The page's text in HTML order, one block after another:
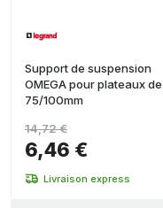
Support de suspension
OMEGA pour plateaux de
75/100mm
6,46 €
14,72 €
Livraison express